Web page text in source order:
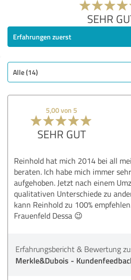
SEHR
Erfahrungen zuerst
Alle (14)
5,00 von 5
SEHR GUT
Reinhold hat mich 2014 bei all
beraten. Ich habe mich immer
aufgehoben. Jetzt nach einem
qualitativen Unterschiede zu
kann Reinhold zu 100%
Frauenfeld Dessa 😉
Erfahrungsbericht & Bewertung
Merkle&Dubois -